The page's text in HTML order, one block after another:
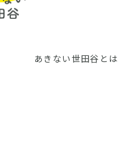
あきない世田谷とは